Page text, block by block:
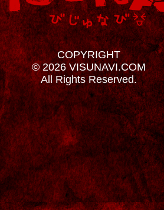
COPYRIGHT
© 2026 VISUNAVI.COM
All Rights Reserved.